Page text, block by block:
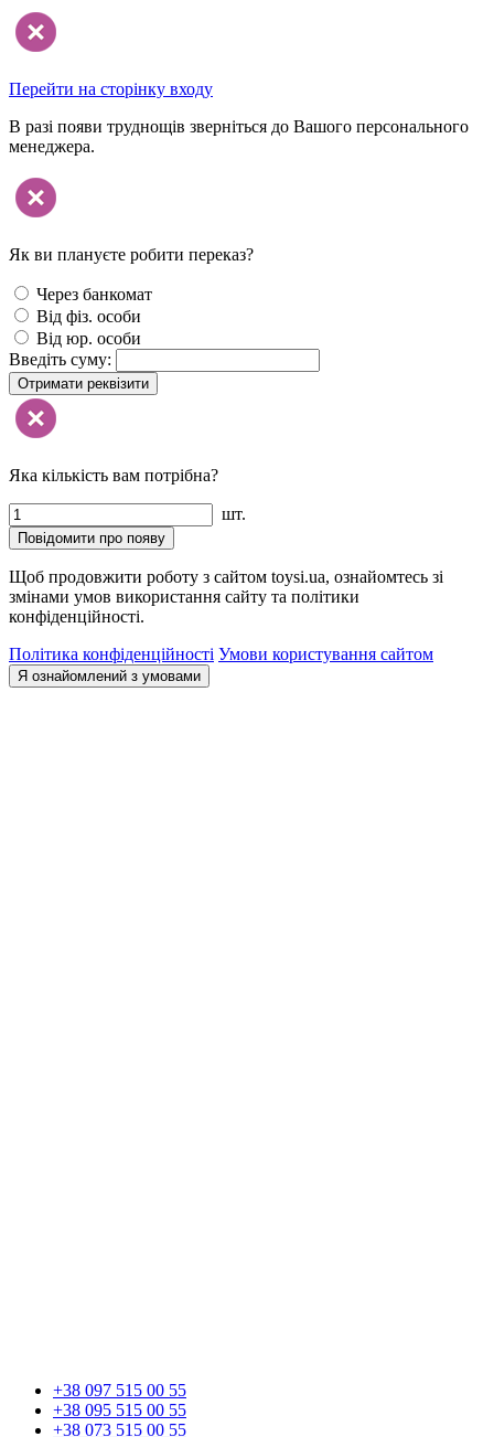
Перейти на сторінку входу
В разі появи труднощів зверніться до Вашого персонального
менеджера.
Як ви плануєте робити переказ?
Через банкомат
Від фіз. особи
Від юр. особи
Введіть суму:
Отримати реквізити
Яка кількість вам потрібна?
шт.
Повідомити про появу
Щоб продовжити роботу з сайтом toysi.ua, ознайомтесь зі
змінами умов використання сайту та політики
конфіденційності.
Політика конфіденційності Умови користування сайтом
Я ознайомлений з умовами
+38 097 515 00 55
+38 095 515 00 55
+38 073 515 00 55